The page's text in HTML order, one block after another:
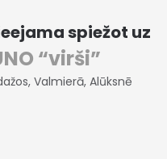
spiežot uz
“virši”
Valmierā, Alūksnē